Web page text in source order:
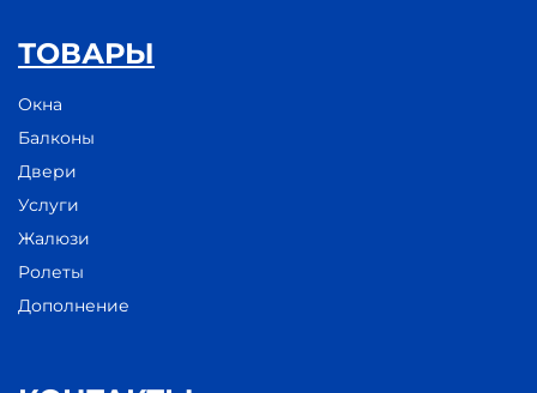
ТОВАРЫ
Окна
Балконы
Двери
Услуги
Жалюзи
Ролеты
Дополнение